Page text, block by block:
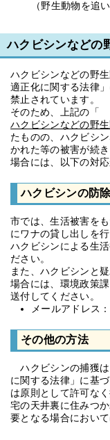
（野生動物を追
ハクビシンなどの
ハクビシンなどの野
適正化に関する法律
禁止されています。
そのため、上記の「
ハクビシンなどの野
たものの、ハクビシ
かれた等の被害が続
場合には、以下の対応
ハクビシンの防
市では、生活被害を
にワナの貸し出しを
ハクビシンによる生
ださい。
また、ハクビシンと
場合には、環境政策
送付してください。
メールアドレス：
その他の方法
ハクビシンの捕獲
に関する法律」に基
は原則として許可な
宅の天井裏に住みつ
要となる場合におい